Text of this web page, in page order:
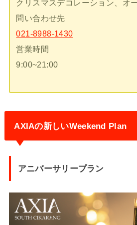
クリスマスデコレーション、オ
問い合わせ先
021-8988-1430
営業時間
9:00~21:00
AXIAの新しいWeekend Plan
アニバーサリープラン